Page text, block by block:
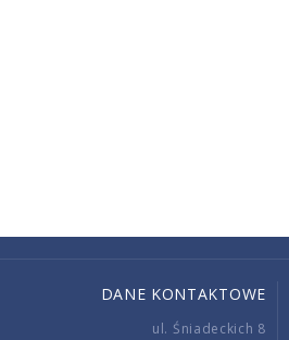
DANE KONTAKTOWE
ul. Śniadeckich 8